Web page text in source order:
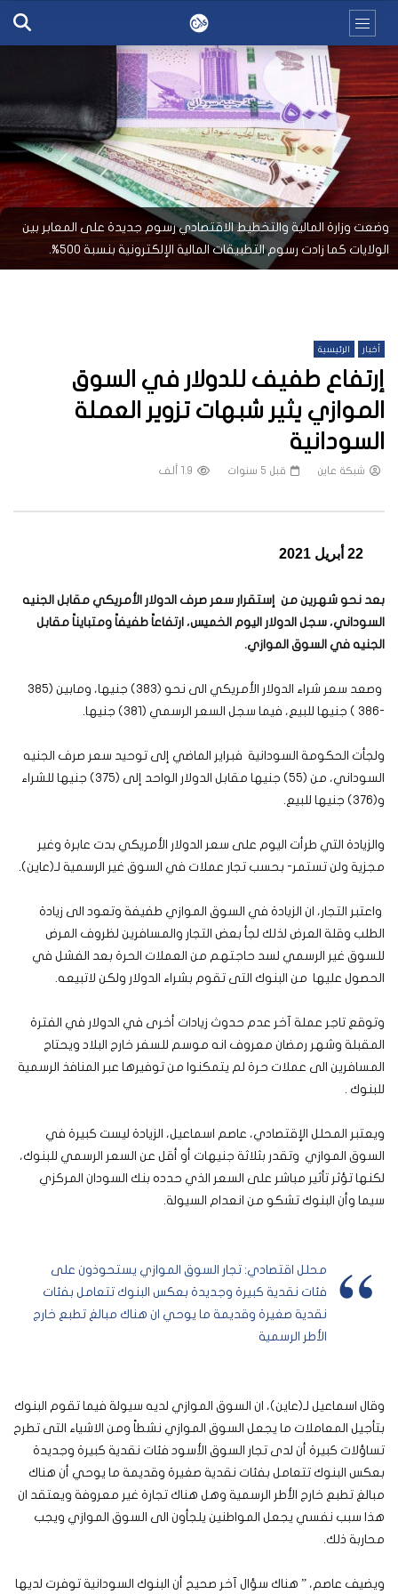
وضعت وزارة المالية والتخطيط الاقتصادي رسوم جديدة على المعابر بين
الولايات كما زادت رسوم التطبيقات المالية الإلكترونية بنسبة 500%.
أخبار الرئيسية
إرتفاع طفيف للدولار في السوق
الموازي يثير شبهات تزوير العملة
السودانية
شبكة عاين قبل 5 سنوات 1.9 ألف
22 أبريل 2021
بعد نحو شهرين من إستقرار سعر صرف الدولار الأمريكي مقابل الجنيه
السوداني، سجل الدولار اليوم الخميس، ارتفاعاً طفيفاً ومتبايناً مقابل
الجنيه في السوق الموازي.
وصعد سعر شراء الدولار الأمريكي الى نحو (383) جنيها، ومابين (385
-386 ) جنيها للبيع، فيما سجل السعر الرسمي (381) جنيها.
ولجأت الحكومة السودانية فبراير الماضي إلى توحيد سعر صرف الجنيه
السوداني، من (55) جنيها مقابل الدولار الواحد إلى (375) جنيها للشراء
و(376) جنيها للبيع.
والزيادة التي طرأت اليوم على سعر الدولار الأمريكي بدت عابرة وغير
مجزية ولن تستمر- بحسب تجار عملات في السوق غير الرسمية لـ(عاين).
واعتبر التجار، ان الزيادة في السوق الموازي طفيفة وتعود الى زيادة
الطلب وقلة العرض لذلك لجأ بعض التجار والمسافرين لظروف المرض
للسوق غير الرسمي لسد حاجتهم من العملات الحرة بعد الفشل في
الحصول عليها من البنوك التى تقوم بشراء الدولار ولكن لاتبيعه.
وتوقع تاجر عملة آخر عدم حدوث زيادات أخرى في الدولار في الفترة
المقبلة وشهر رمضان معروف انه موسم للسفر خارج البلاد ويحتاج
المسافرين الى عملات حرة لم يتمكنوا من توفيرها عبر المنافذ الرسمية
للبنوك .
ويعتبر المحلل الإقتصادي، عاصم اسماعيل، الزيادة ليست كبيرة في
السوق الموازي وتقدر بثلاثة جنيهات أو أقل عن السعر الرسمي للبنوك،
لكنها تؤثر تأثير مباشر على السعر الذي حدده بنك السودان المركزي
سيما وأن البنوك تشكو من انعدام السيولة.
محلل اقتصادي: تجار السوق الموازي يستحوذون على
فئات نقدية كبيرة وجديدة بعكس البنوك تتعامل بفئات
نقدية صغيرة وقديمة ما يوحي ان هناك مبالغ تطبع خارج
الأطر الرسمية
وقال اسماعيل لـ(عاين)، ان السوق الموازي لديه سيولة فيما تقوم البنوك
بتأجيل المعاملات ما يجعل السوق الموازي نشطاً ومن الاشياء التى تطرح
تساؤلات كبيرة أن لدى تجار السوق الأسود فئات نقدية كبيرة وجديدة
بعكس البنوك تتعامل بفئات نقدية صغيرة وقديمة ما يوحي أن هناك
مبالغ تطبع خارج الأطر الرسمية وهل هناك تجارة غير معروفة ويعتقد ان
هذا سبب نفسي يجعل المواطنين يلجأون الى السوق الموازي ويجب
محاربة ذلك.
ويضيف عاصم، ” هناك سؤال آخر صحيح أن البنوك السودانية توفرت لديها